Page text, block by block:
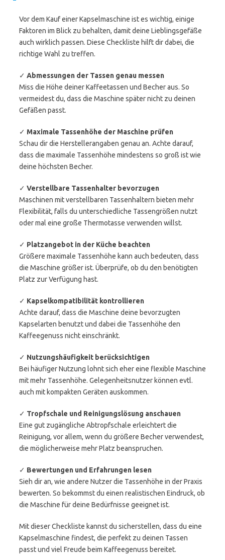
Vor dem Kauf einer Kapselmaschine ist es wichtig, einige
Faktoren im Blick zu behalten, damit deine Lieblingsgefäße
auch wirklich passen. Diese Checkliste hilft dir dabei, die
richtige Wahl zu treffen.
✓ Abmessungen der Tassen genau messen
Miss die Höhe deiner Kaffeetassen und Becher aus. So
vermeidest du, dass die Maschine später nicht zu deinen
Gefäßen passt.
✓ Maximale Tassenhöhe der Maschine prüfen
Schau dir die Herstellerangaben genau an. Achte darauf,
dass die maximale Tassenhöhe mindestens so groß ist wie
deine höchsten Becher.
✓ Verstellbare Tassenhalter bevorzugen
Maschinen mit verstellbaren Tassenhaltern bieten mehr
Flexibilität, falls du unterschiedliche Tassengrößen nutzt
oder mal eine große Thermotasse verwenden willst.
✓ Platzangebot in der Küche beachten
Größere maximale Tassenhöhe kann auch bedeuten, dass
die Maschine größer ist. Überprüfe, ob du den benötigten
Platz zur Verfügung hast.
✓ Kapselkompatibilität kontrollieren
Achte darauf, dass die Maschine deine bevorzugten
Kapselarten benutzt und dabei die Tassenhöhe den
Kaffeegenuss nicht einschränkt.
✓ Nutzungshäufigkeit berücksichtigen
Bei häufiger Nutzung lohnt sich eher eine flexible Maschine
mit mehr Tassenhöhe. Gelegenheitsnutzer können evtl.
auch mit kompakten Geräten auskommen.
✓ Tropfschale und Reinigungslösung anschauen
Eine gut zugängliche Abtropfschale erleichtert die
Reinigung, vor allem, wenn du größere Becher verwendest,
die möglicherweise mehr Platz beanspruchen.
✓ Bewertungen und Erfahrungen lesen
Sieh dir an, wie andere Nutzer die Tassenhöhe in der Praxis
bewerten. So bekommst du einen realistischen Eindruck, ob
die Maschine für deine Bedürfnisse geeignet ist.
Mit dieser Checkliste kannst du sicherstellen, dass du eine
Kapselmaschine findest, die perfekt zu deinen Tassen
passt und viel Freude beim Kaffeegenuss bereitet.